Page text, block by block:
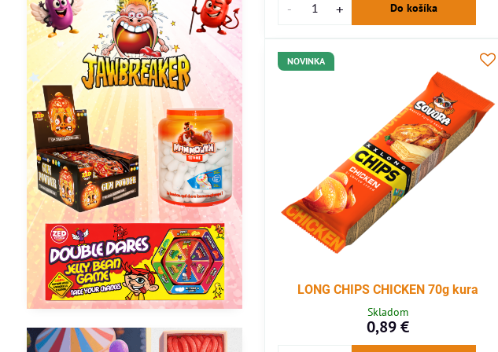
Do košíka
NOVINKA
LONG CHIPS CHICKEN 70g kura
Skladom
0,89 €